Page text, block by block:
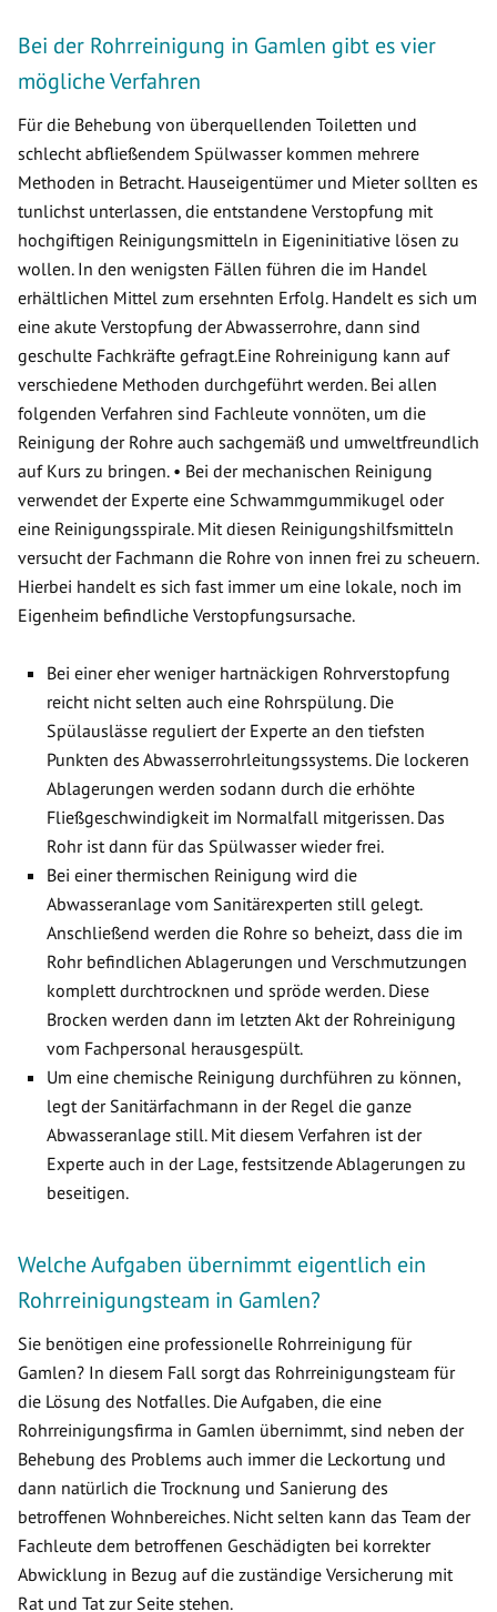
Bei der Rohrreinigung in Gamlen gibt es vier
mögliche Verfahren
Für die Behebung von überquellenden Toiletten und
schlecht abfließendem Spülwasser kommen mehrere
Methoden in Betracht. Hauseigentümer und Mieter sollten es
tunlichst unterlassen, die entstandene Verstopfung mit
hochgiftigen Reinigungsmitteln in Eigeninitiative lösen zu
wollen. In den wenigsten Fällen führen die im Handel
erhältlichen Mittel zum ersehnten Erfolg. Handelt es sich um
eine akute Verstopfung der Abwasserrohre, dann sind
geschulte Fachkräfte gefragt.Eine Rohreinigung kann auf
verschiedene Methoden durchgeführt werden. Bei allen
folgenden Verfahren sind Fachleute vonnöten, um die
Reinigung der Rohre auch sachgemäß und umweltfreundlich
auf Kurs zu bringen. • Bei der mechanischen Reinigung
verwendet der Experte eine Schwammgummikugel oder
eine Reinigungsspirale. Mit diesen Reinigungshilfsmitteln
versucht der Fachmann die Rohre von innen frei zu scheuern.
Hierbei handelt es sich fast immer um eine lokale, noch im
Eigenheim befindliche Verstopfungsursache.
Bei einer eher weniger hartnäckigen Rohrverstopfung
reicht nicht selten auch eine Rohrspülung. Die
Spülauslässe reguliert der Experte an den tiefsten
Punkten des Abwasserrohrleitungssystems. Die lockeren
Ablagerungen werden sodann durch die erhöhte
Fließgeschwindigkeit im Normalfall mitgerissen. Das
Rohr ist dann für das Spülwasser wieder frei.
Bei einer thermischen Reinigung wird die
Abwasseranlage vom Sanitärexperten still gelegt.
Anschließend werden die Rohre so beheizt, dass die im
Rohr befindlichen Ablagerungen und Verschmutzungen
komplett durchtrocknen und spröde werden. Diese
Brocken werden dann im letzten Akt der Rohreinigung
vom Fachpersonal herausgespült.
Um eine chemische Reinigung durchführen zu können,
legt der Sanitärfachmann in der Regel die ganze
Abwasseranlage still. Mit diesem Verfahren ist der
Experte auch in der Lage, festsitzende Ablagerungen zu
beseitigen.
Welche Aufgaben übernimmt eigentlich ein
Rohrreinigungsteam in Gamlen?
Sie benötigen eine professionelle Rohrreinigung für
Gamlen? In diesem Fall sorgt das Rohrreinigungsteam für
die Lösung des Notfalles. Die Aufgaben, die eine
Rohrreinigungsfirma in Gamlen übernimmt, sind neben der
Behebung des Problems auch immer die Leckortung und
dann natürlich die Trocknung und Sanierung des
betroffenen Wohnbereiches. Nicht selten kann das Team der
Fachleute dem betroffenen Geschädigten bei korrekter
Abwicklung in Bezug auf die zuständige Versicherung mit
Rat und Tat zur Seite stehen.